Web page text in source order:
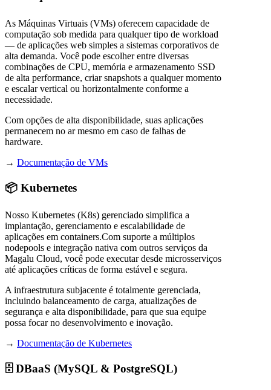
As Máquinas Virtuais (VMs) oferecem capacidade de
computação sob medida para qualquer tipo de workload
— de aplicações web simples a sistemas corporativos de
alta demanda. Você pode escolher entre diversas
combinações de CPU, memória e armazenamento SSD
de alta performance, criar snapshots a qualquer momento
e escalar vertical ou horizontalmente conforme a
necessidade.
Com opções de alta disponibilidade, suas aplicações
permanecem no ar mesmo em caso de falhas de
hardware.
→ Documentação de VMs
📦 Kubernetes
Nosso Kubernetes (K8s) gerenciado simplifica a
implantação, gerenciamento e escalabilidade de
aplicações em containers.Com suporte a múltiplos
nodepools e integração nativa com outros serviços da
Magalu Cloud, você pode executar desde microsserviços
até aplicações críticas de forma estável e segura.
A infraestrutura subjacente é totalmente gerenciada,
incluindo balanceamento de carga, atualizações de
segurança e alta disponibilidade, para que sua equipe
possa focar no desenvolvimento e inovação.
→ Documentação de Kubernetes
🗄️ DBaaS (MySQL & PostgreSQL)